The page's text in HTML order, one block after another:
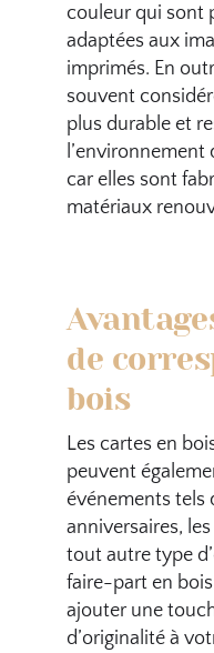
couleur qui sont
adaptées aux
imprimés. En
souvent
plus durable et
l’environnement
car elles sont
matériaux
de
bois
Les cartes en
peuvent
événements tels
anniversaires,
tout autre type
faire-part en
ajouter une
d’originalité à